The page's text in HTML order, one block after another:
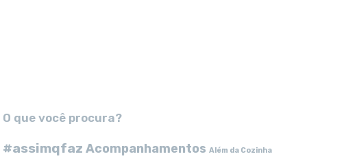
O que você procura?
#assimqfaz Acompanhamentos Além da Cozinha